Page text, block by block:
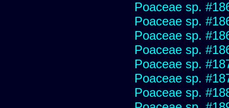
Poaceae sp.
Poaceae sp.
Poaceae sp.
Poaceae sp.
Poaceae sp.
Poaceae sp.
Poaceae sp.